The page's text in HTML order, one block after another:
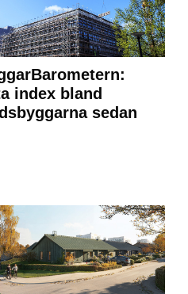
index bland
sedan